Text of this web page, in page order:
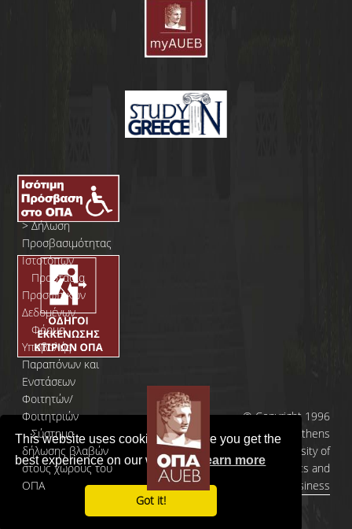
This website uses cookies to ensure you get the
best experience on our website.Learn more
Got it!
>Δήλωση
Προσβασιμότητας
Ιστοτόπων
Προστασία
Προσωπικών
Δεδομένων
Φόρμα
Yποβολής
Παραπόνων και
Ενστάσεων
Φοιτητών/
Φοιτητριών
>Σύστημα
δήλωσης βλαβών
στους χώρους του
ΟΠΑ
© Copyright 1996
- 2026 | Athens
University of
Economics and
Business